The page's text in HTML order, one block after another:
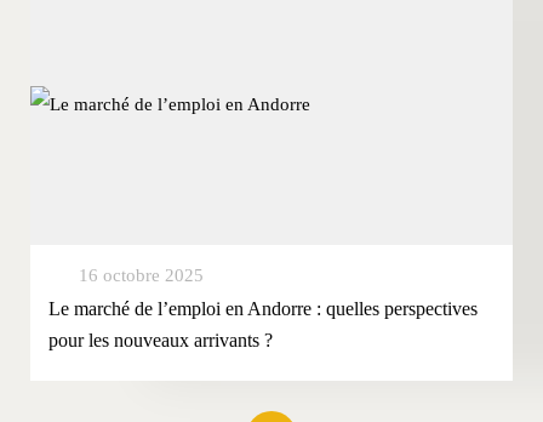
16 octobre 2025
Le marché de l’emploi en Andorre : quelles perspectives
pour les nouveaux arrivants ?